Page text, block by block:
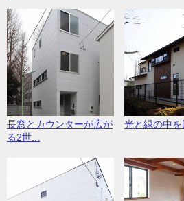
長窓とカウンターが広が
る2世...
光と緑の中